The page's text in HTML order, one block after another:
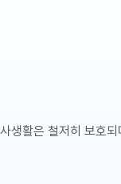
생활은 철저히 보호